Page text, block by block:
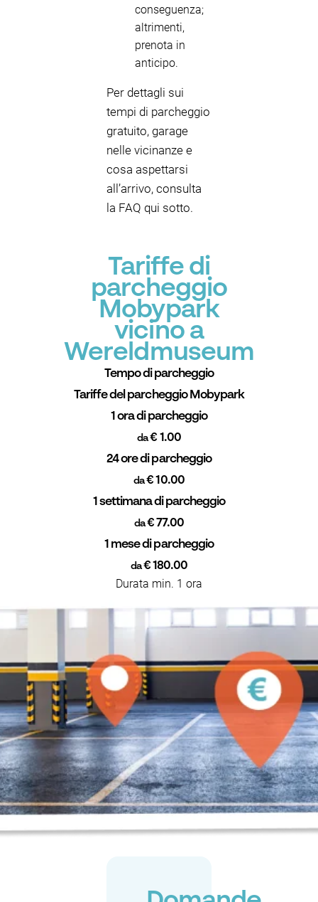
conseguenza;
altrimenti,
prenota in
anticipo.
Per dettagli sui
tempi di parcheggio
gratuito, garage
nelle vicinanze e
cosa aspettarsi
all’arrivo, consulta
la FAQ qui sotto.
Tariffe di
parcheggio
Mobypark
vicino a
Wereldmuseum
Tempo di parcheggio
Tariffe del parcheggio Mobypark
1 ora di parcheggio
da€ 1.00
24 ore di parcheggio
da€ 10.00
1 settimana di parcheggio
da€ 77.00
1 mese di parcheggio
da€ 180.00
Durata min. 1 ora